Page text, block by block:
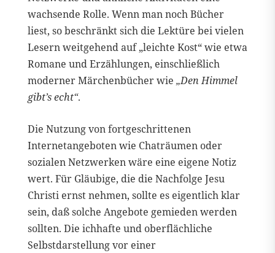
wachsende Rolle. Wenn man noch Bücher
liest, so beschränkt sich die Lektüre bei vielen
Lesern weitgehend auf „leichte Kost“ wie etwa
Romane und Erzählungen, einschließlich
moderner Märchenbücher wie „Den Himmel
gibt’s echt“.
Die Nutzung von fortgeschrittenen
Internetangeboten wie Chaträumen oder
sozialen Netzwerken wäre eine eigene Notiz
wert. Für Gläubige, die die Nachfolge Jesu
Christi ernst nehmen, sollte es eigentlich klar
sein, daß solche Angebote gemieden werden
sollten. Die ichhafte und oberflächliche
Selbstdarstellung vor einer